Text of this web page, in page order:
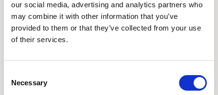
our social media, advertising and analytics partners who
may combine it with other information that you’ve
provided to them or that they’ve collected from your use
of their services.
Selection
Necessary